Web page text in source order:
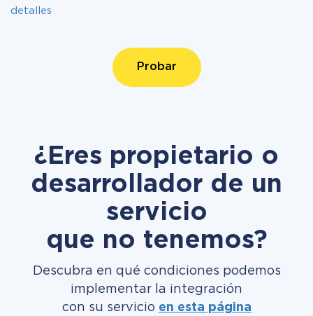
detalles
Probar
¿Eres propietario o
desarrollador de un
servicio
que no tenemos?
Descubra en qué condiciones podemos
implementar la integración
con su servicio en esta página